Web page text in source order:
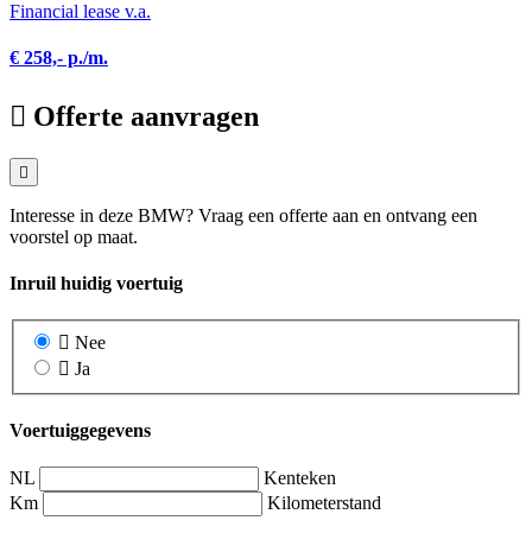
Financial lease v.a.
€ 258,- p./m.
Offerte aanvragen
Interesse in deze BMW? Vraag een offerte aan en ontvang een
voorstel op maat.
Inruil huidig voertuig
Nee
Ja
Voertuiggegevens
NL
Kenteken
Km
Kilometerstand